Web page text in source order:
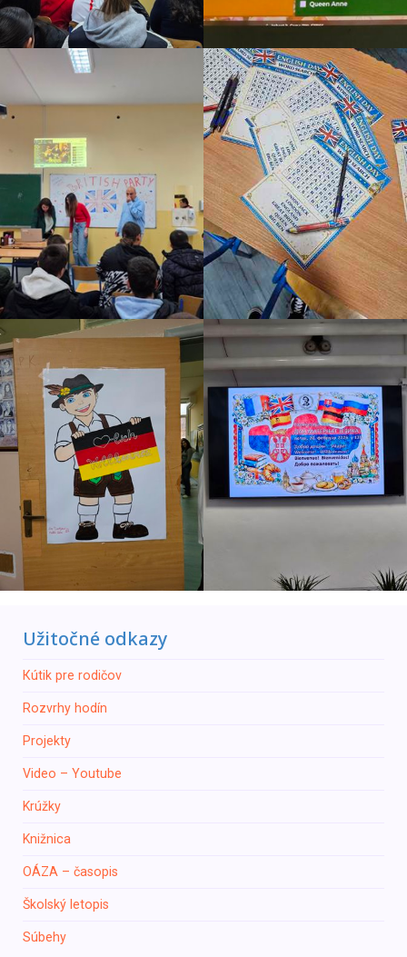
Užitočné odkazy
Кútik pre rodičov
Rozvrhy hodín
Projekty
Video – Youtube
Krúžky
Knižnica
ОÁZA – časopis
Školský letopis
Súbehy